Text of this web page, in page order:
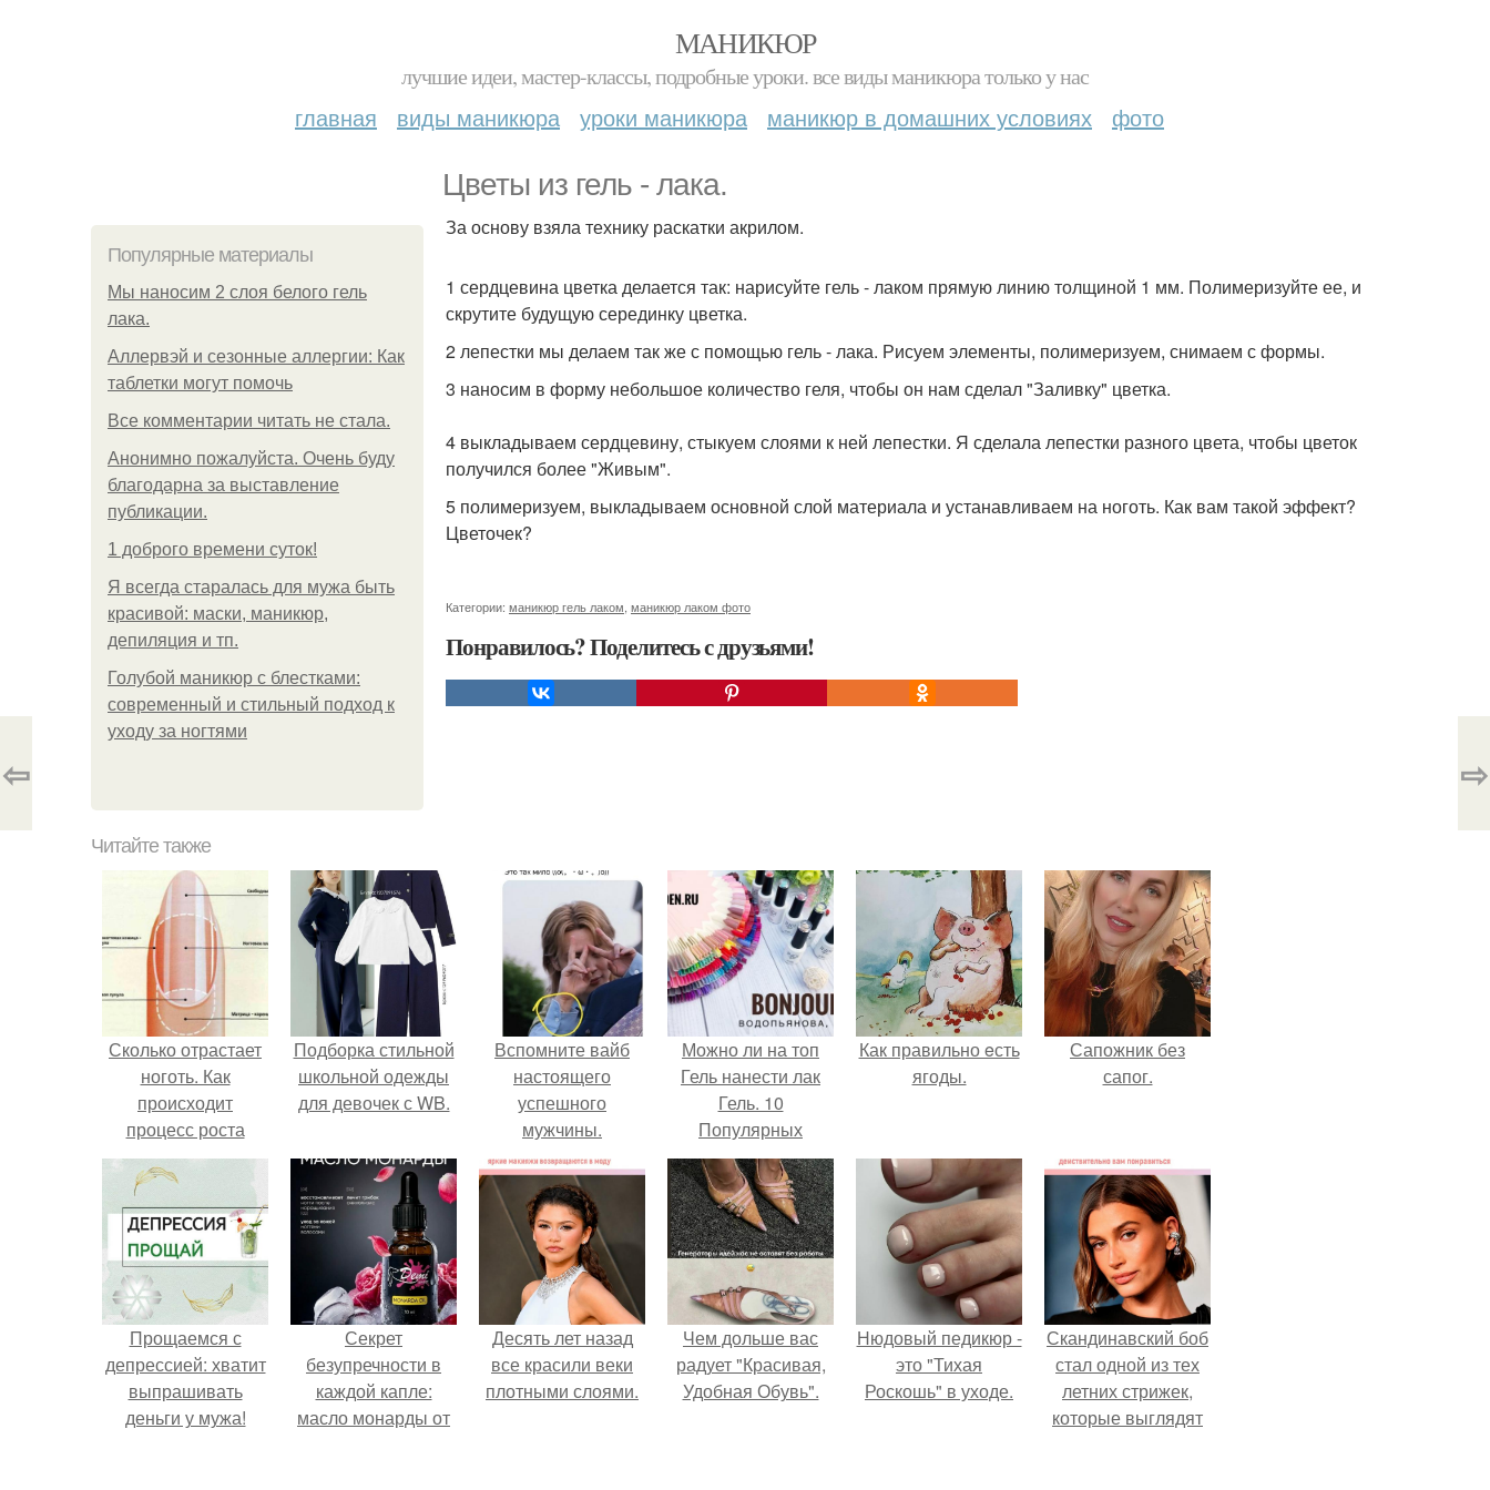
МАНИКЮР
лучшие идеи, мастер-классы, подробные уроки. все виды маникюра только у нас
главная виды маникюра уроки маникюра маникюр в домашних условиях фото
Цветы из гель - лака.
Популярные материалы
Мы наносим 2 слоя белого гель
лака.
Аллервэй и сезонные аллергии: Как
таблетки могут помочь
Все комментарии читать не стала.
Анонимно пожалуйста. Очень буду
благодарна за выставление
публикации.
1 доброго времени суток!
Я всегда старалась для мужа быть
красивой: маски, маникюр,
депиляция и тп.
Голубой маникюр с блестками:
современный и стильный подход к
уходу за ногтями
За основу взяла технику раскатки акрилом.
1 сердцевина цветка делается так: нарисуйте гель - лаком прямую линию толщиной 1 мм. Полимеризуйте ее, и
скрутите будущую серединку цветка.
2 лепестки мы делаем так же с помощью гель - лака. Рисуем элементы, полимеризуем, снимаем с формы.
3 наносим в форму небольшое количество геля, чтобы он нам сделал "Заливку" цветка.
4 выкладываем сердцевину, стыкуем слоями к ней лепестки. Я сделала лепестки разного цвета, чтобы цветок
получился более "Живым".
5 полимеризуем, выкладываем основной слой материала и устанавливаем на ноготь. Как вам такой эффект?
Цветочек?
Категории: маникюр гель лаком маникюр лаком фото
Понравилось? Поделитесь с друзьями!
⇦ ⇨
Читайте также
Сколько отрастает
ноготь. Как
происходит
процесс роста
ногтей
Подборка стильной
школьной одежды
для девочек с WB.
Вспомните вайб
настоящего
успешного
мужчины.
Можно ли на топ
Гель нанести лак
Гель. 10
Популярных
вопросов о Гель –
лаках от
профессионалов.
Как правильно eсть
ягоды.
Сапожник без
сапог.
Прощаемся с
депрессией: хватит
выпрашивать
деньги у мужа!
Секрет
безупречности в
каждой капле:
масло монарды от
Десять лет назад
все красили веки
плотными слоями.
Чем дольше вас
радует "Красивая,
Удобная Обувь".
Нюдовый педикюр -
это "Тихая
Роскошь" в уходе.
Скандинавский боб
стал одной из тех
летних стрижек,
которые выглядят